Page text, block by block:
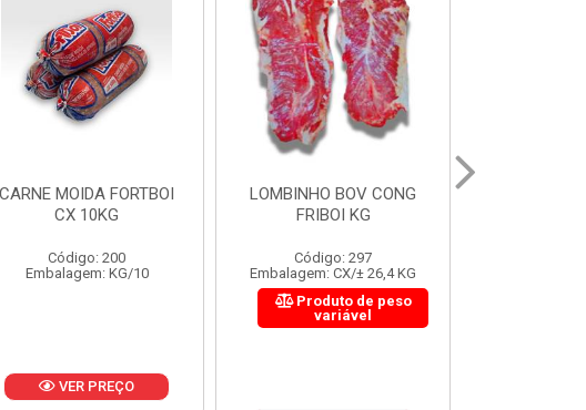
LOMBINHO BOV CONG
FRIBOI KG
Código: 297
Embalagem: CX/± 26,4 KG
FIGADO BOV CONG FRIBOI
KG
Código: 222
Embalagem: CX/± 30,12 KG
Produto de peso
variável